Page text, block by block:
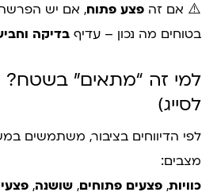
⚠️ אם זה פצע פתוח, אם יש
בטוחים מה נכון – עדיף בדיקה
למי זה “מתאים”
לסייג)
לפי הדיווחים בציבור, משתמשים
מצבים:
כוויות, פצעים פתוחים, שושנה,